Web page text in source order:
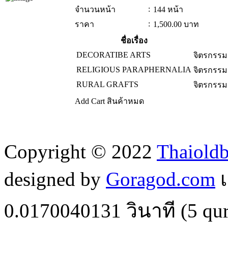
จำนวนหน้า
: 144 หน้า
ราคา
: 1,500.00 บาท
ชื่อเรื่อง
DECORATIBE ARTS
จิตรกรร
RELIGIOUS PARAPHERNALIA จิตรกรร
RURAL GRAFTS
จิตรกรร
Add Cart สินค้าหมด
Copyright © 2022
designed by Goragod.com
0.0170040131 วินาที (5